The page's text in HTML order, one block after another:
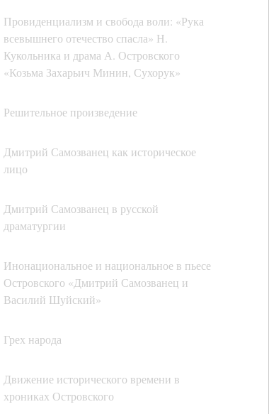
Провиденциализм и свобода воли: «Рука
всевышнего отечество спасла» Н.
Кукольника и драма А. Островского
«Козьма Захарьич Минин, Сухорук»
Решительное произведение
Дмитрий Самозванец как историческое
лицо
Дмитрий Самозванец в русской
драматургии
Инонациональное и национальное в пьесе
Островского «Дмитрий Самозванец и
Василий Шуйский»
Грех народа
Движение исторического времени в
хрониках Островского